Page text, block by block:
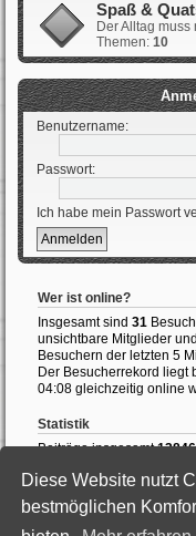
Diese Website nutzt
bestmöglichen
Spaß &
Der Alltag
Themen: 10
Benutzername:
Passwort:
Ich habe mein Passwort
Wer ist online?
Insgesamt sind 31
unsichtbare Mitglieder
Besuchern der letzten 5
Der Besucherrekord liegt
04:08 gleichzeitig online
Statistik
Beiträge insgesamt
Foren-Übersicht